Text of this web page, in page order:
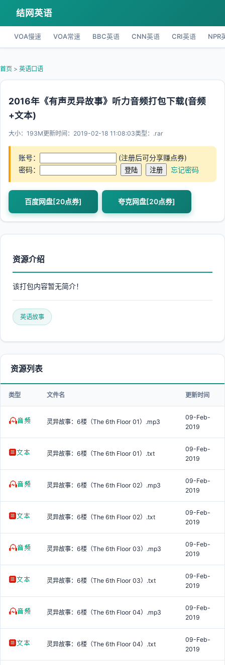
结网英语
VOA慢速 VOA常速 BBC英语 CNN英语 CRI英语 NPR
首页 > 英语口语
2016年《有声灵异故事》听力音频打包下载(音频
+文本)
大小：193M更新时间：2019-02-18 11:08:03类型：.rar
账号：
(注册后可分享赚点券)
密码：
忘记密码
百度网盘[20点券] 夸克网盘[20点券]
资源介绍
该打包内容暂无简介！
英语故事
资源列表
类型 文件名 更新时间
灵异故事：6楼（The 6th Floor 01）.mp3
09-Feb-
2019
灵异故事：6楼（The 6th Floor 01）.txt
09-Feb-
2019
灵异故事：6楼（The 6th Floor 02）.mp3
09-Feb-
2019
灵异故事：6楼（The 6th Floor 02）.txt
09-Feb-
2019
灵异故事：6楼（The 6th Floor 03）.mp3
09-Feb-
2019
灵异故事：6楼（The 6th Floor 03）.txt
09-Feb-
2019
灵异故事：6楼（The 6th Floor 04）.mp3
09-Feb-
2019
灵异故事：6楼（The 6th Floor 04）.txt
09-Feb-
2019